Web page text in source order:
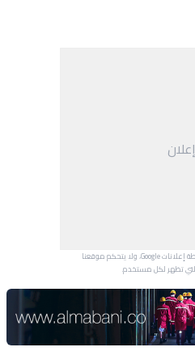
إعلان
يتم عرض هذا الإعلان بواسطة إعلانات Google، ولا يتحكم موقعنا
تظهر لكل مستخدم.